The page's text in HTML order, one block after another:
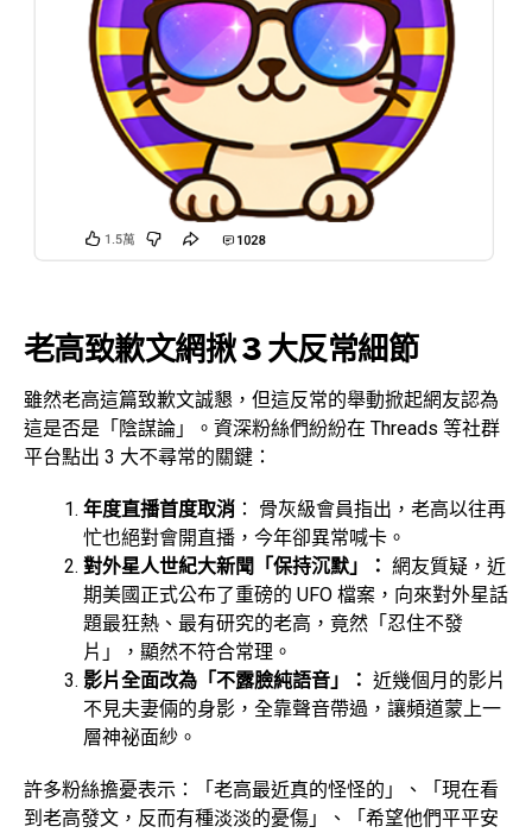
老高致歉文網揪 3 大反常細節
雖然老高這篇致歉文誠懇，但這反常的舉動掀起網友認為
這是否是「陰謀論」。資深粉絲們紛紛在 Threads 等社群
平台點出 3 大不尋常的關鍵：
年度直播首度取消 ： 骨灰級會員指出，老高以往再
忙也絕對會開直播，今年卻異常喊卡。
對外星人世紀大新聞「保持沉默」： 網友質疑，近
期美國正式公布了重磅的 UFO 檔案，向來對外星話
題最狂熱、最有研究的老高，竟然「忍住不發
片」，顯然不符合常理。
影片全面改為「不露臉純語音」： 近幾個月的影片
不見夫妻倆的身影，全靠聲音帶過，讓頻道蒙上一
層神祕面紗。
許多粉絲擔憂表示：「老高最近真的怪怪的」、「現在看
到老高發文，反而有種淡淡的憂傷」、「希望他們平平安